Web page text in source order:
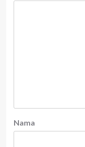
Nama